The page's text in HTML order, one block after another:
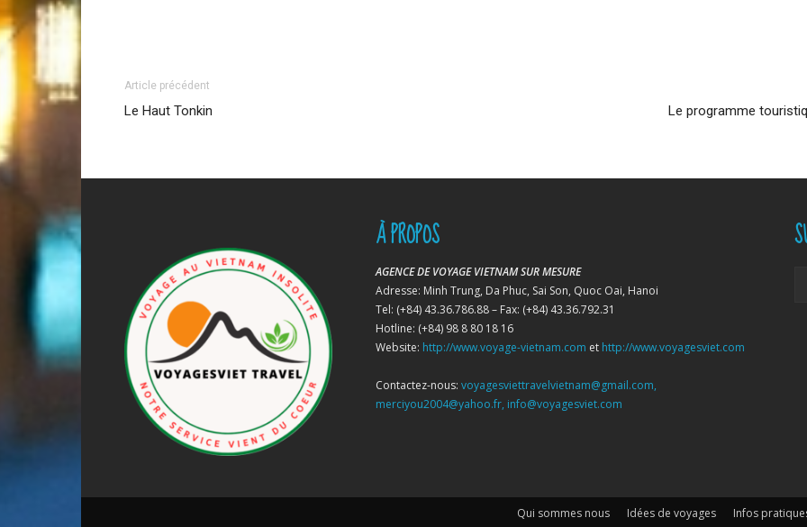
Article précédent
Le Haut Tonkin Le programme
À PROPOS
AGENCE DE VOYAGE VIETNAM SUR MESURE
Adresse: Minh Trung, Da Phuc, Sai Son, Quoc Oai, Hanoi
Tel: (+84) 43.36.786.88 – Fax: (+84) 43.36.792.31
Hotline: (+84) 98 8 80 18 16
Website: http://www.voyage-vietnam.com et http://www.voyagesviet.com
Contactez-nous: voyagesviettravelvietnam@gmail.com,
merciyou2004@yahoo.fr, info@voyagesviet.com
Qui sommes nous Idées de voyages Infos